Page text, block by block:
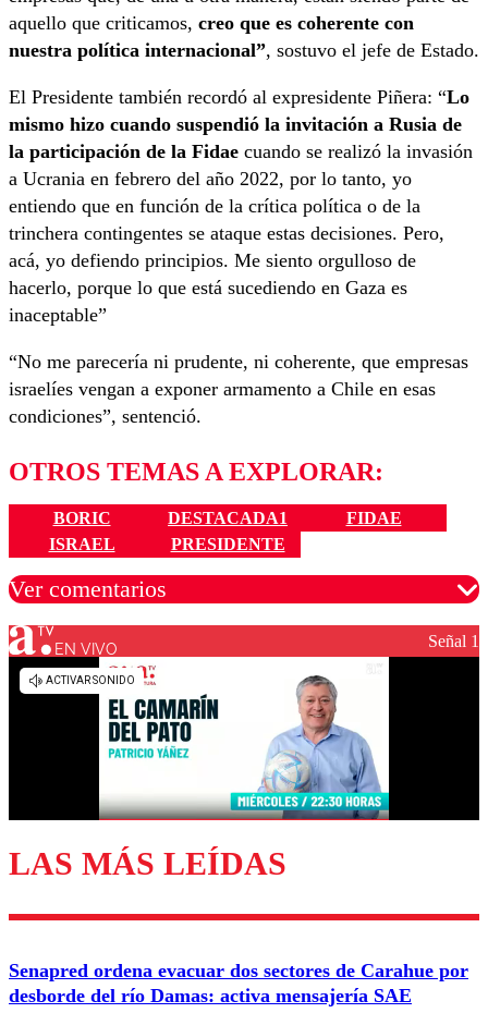
aquello que criticamos, creo que es coherente con
nuestra política internacional”, sostuvo el jefe de Estado.
El Presidente también recordó al expresidente Piñera: “Lo
mismo hizo cuando suspendió la invitación a Rusia de
la participación de la Fidae cuando se realizó la invasión
a Ucrania en febrero del año 2022, por lo tanto, yo
entiendo que en función de la crítica política o de la
trinchera contingentes se ataque estas decisiones. Pero,
acá, yo defiendo principios. Me siento orgulloso de
hacerlo, porque lo que está sucediendo en Gaza es
inaceptable”
“No me parecería ni prudente, ni coherente, que empresas
israelíes vengan a exponer armamento a Chile en esas
condiciones”, sentenció.
OTROS TEMAS A EXPLORAR:
BORIC DESTACADA1
FIDAE
ISRAEL
PRESIDENTE
Ver comentarios
Los comentarios son moderados para garantizar un
diálogo respetuoso.
Enviar comentario
EN VIVO Señal 1
LAS MÁS LEÍDAS
Senapred ordena evacuar dos sectores de Carahue por
desborde del río Damas: activa mensajería SAE